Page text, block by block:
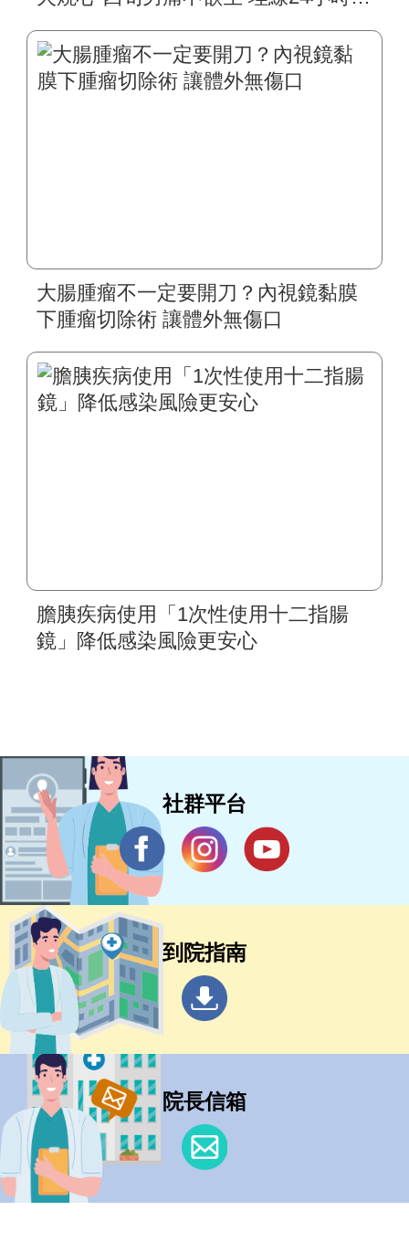
悶痛 以為赤酸跑遍醫院檢查 埋線96小
時無線監測 發現問題不在腸胃
大腸腫瘤不一定要開刀？內視鏡黏膜
下腫瘤切除術 讓體外無傷口
膽胰疾病使用「1次性使用十二指腸
鏡」降低感染風險更安心
社群平台
到院指南
院長信箱